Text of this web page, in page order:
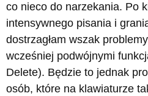
co nieco do narzekania. Po
intensywnego pisania i
dostrzagłam wszak
wcześniej podwójnymi
Delete). Będzie to jednak
osób, które na klawiaturze